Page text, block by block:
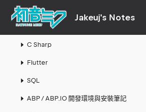
Jakeuj's Notes
Nvidia
Python
C Sharp
Flutter
SQL
ABP / ABP.IO 開發環境與安裝筆記